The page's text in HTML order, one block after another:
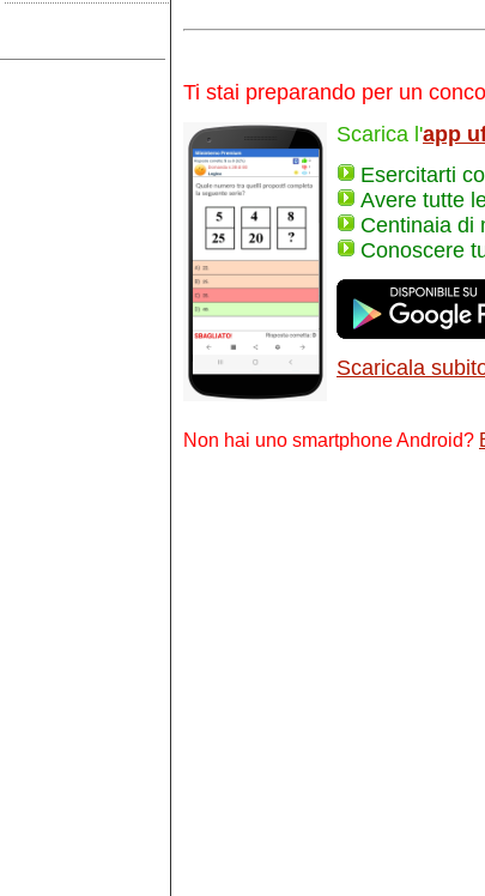
Ti stai preparando per un
Scarica l'app
Esercitarti
Avere tutte
Centinaia di
Conoscere
Scaricala
Non hai uno smartphone Android?